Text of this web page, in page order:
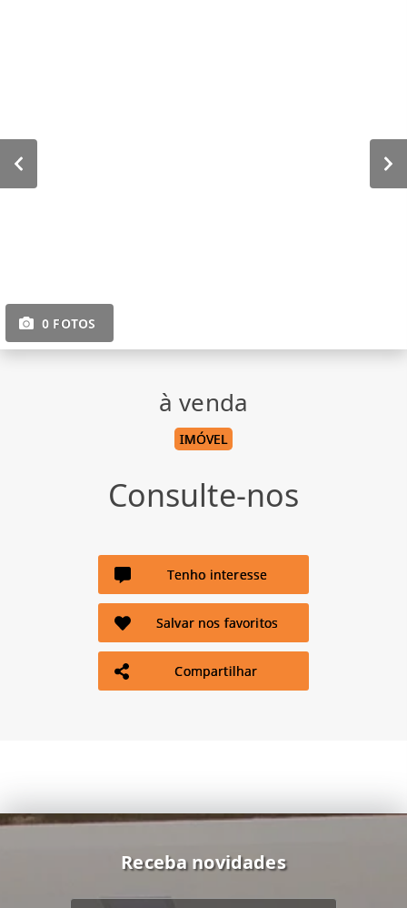
0 FOTOS
à venda
IMÓVEL
Consulte-nos
Tenho interesse
Salvar nos favoritos
Compartilhar
Receba novidades